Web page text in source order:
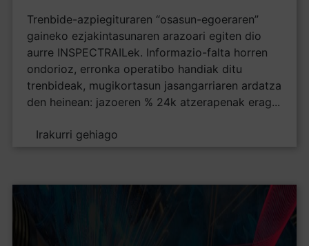
Trenbide-azpiegituraren “osasun-egoeraren”
gaineko ezjakintasunaren arazoari egiten dio
aurre INSPECTRAILek. Informazio-falta horren
ondorioz, erronka operatibo handiak ditu
trenbideak, mugikortasun jasangarriaren ardatza
den heinean: jazoeren % 24k atzerapenak erag...
Irakurri gehiago